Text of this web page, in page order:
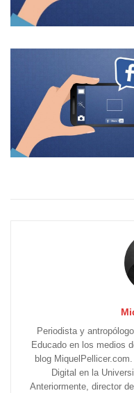
Periodista y
Educado en los medios
blog
Digital en la
Anteriormente, director